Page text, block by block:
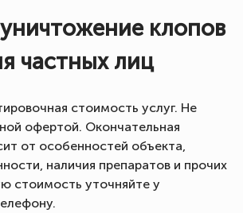
клопов
частных лиц
стоимость услуг. Не
офертой. Окончательная
от особенностей объекта,
наличия препаратов и прочих
стоимость уточняйте у